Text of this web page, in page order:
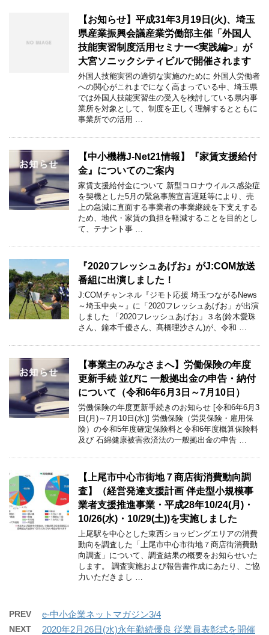
【お知らせ】平成31年3月19日(火)、埼玉
県産業振興会議産業労働部主催「外国人
技能実習制度活用セミナー<実践編>」が
大宮ソニックシティビルで開催されます
外国人技能実習の適切な実施のために 外国人労働者
への関心がこれまでになく高まっている中、埼玉県
では外国人技能実習生の受入を検討している県内事
業所を対象として、制度を正しく理解するとともに
事業所での活用 …
【中小機構J-Net21情報】『家賃支援給付
金』についてのご案内
家賃支援給付金について 新型コロナウイルス感染症
を契機とした5月の緊急事態宣言遅延等により、売
上の急減に直面する事業者の事業継続を下支えする
ため、地代・家賃の負担を軽減することを目的とし
て、テナント事 …
『2020フレッシュあげお』がJ:COM放送
番組に出演しました！
J:COMチャンネル『ジモト応援 埼玉つながるNews
～埼玉中央～』に「2020フレッシュあげお」が出演
しました 「2020フレッシュあげお」３名(鈴木愛珠
さん、鐘本千優さん、髙橋理沙さん)が、令和 …
【事業主のみなさまへ】労働保険の年度
更新手続 並びに 一般拠出金の申告・納付
について（令和6年6月3日～7月10日）
労働保険の年度更新手続きのお知らせ [令和6年6月3
日(月)～7月10日(水)] 労働保険（労災保険・雇用保
険）の令和5年度確定保険料と令和6年度概算保険料
及び 石綿健康被害救済法の一般拠出金の申告 …
【上尾市中心市街地７商店街消費動向調
査】（経営発達支援計画 伴走型小規模事
業者支援推進事業・平成28年10/24(月)・
10/26(水)・10/29(土))を実施しました
上尾駅を中心とした東西ショッピングエリアの消費
動向を調査した「上尾市中心市街地７商店街消費動
向調査」について、調査結果の概要をお知らせいた
します。 調査実施および報告書作成にあたり、ご協
力いただきまし …
PREV e-中小企業ネットマガジン3/4
NEXT
2020年2月26日(水)永年勤続優良 従業員表彰式を開催